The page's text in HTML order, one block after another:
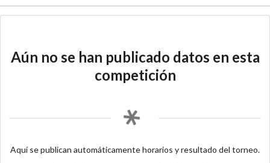
Aún no se han publicado datos en esta
competición
Aquí se publican automáticamente horarios y resultado del torneo.